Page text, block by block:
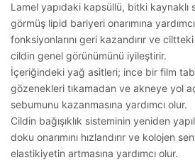
Lamel yapıdaki kapsüllü, bitki kaynaklı
görmüş lipid bariyeri onarımına
fonksiyonlarını geri kazandırır ve
cildin genel görünümünü iyileştirir.
İçeriğindeki yağ asitleri; ince bir film
gözenekleri tıkamadan ve akneye yol
sebumunu kazanmasına yardımcı olur.
Cildin bağışıklık sisteminin yeniden
doku onarımını hızlandırır ve kolojen
elastikiyetin artmasına yardımcı olur.